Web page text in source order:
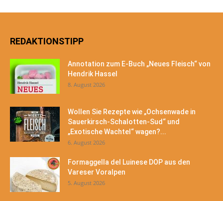
REDAKTIONSTIPP
Annotation zum E-Buch „Neues Fleisch“ von
Hendrik Hassel
8. August 2026
Wollen Sie Rezepte wie „Ochsenwade in
Sauerkirsch-Schalotten-Sud“ und
„Exotische Wachtel“ wagen?...
6. August 2026
Formaggella del Luinese DOP aus den
Vareser Voralpen
5. August 2026